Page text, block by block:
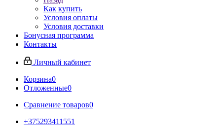
Как купить
Условия оплаты
Условия доставки
Бонусная программа
Контакты
Личный кабинет
Корзина0
Отложенные0
Сравнение товаров0
+375293411551